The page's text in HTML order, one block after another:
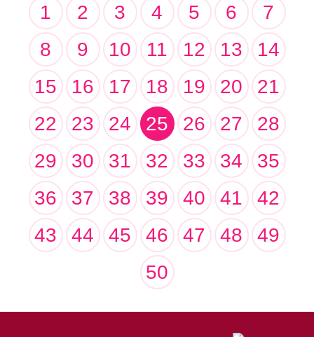
1 2 3 4 5 6
7
8
9 10 11 12 13
14
15
16 17 18 19 20
21
22
23 24 25 26 27
28
29
30 31 32 33 34
35
36
37 38 39 40 41
42
43
44 45 46 47 48
49
50